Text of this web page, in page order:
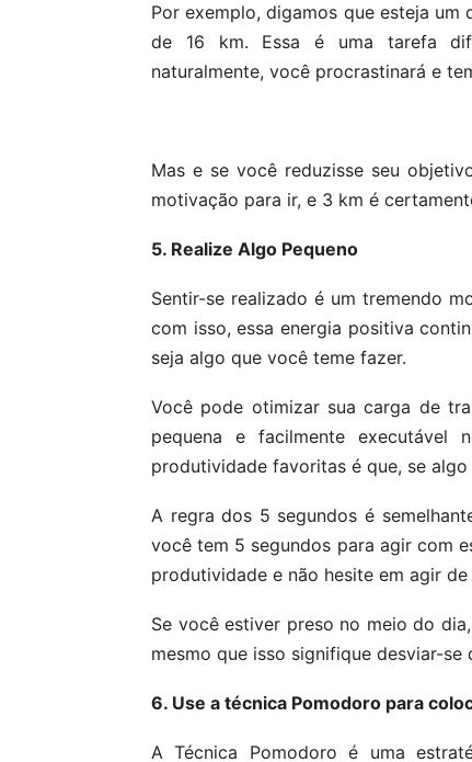
Por exemplo, digamos que esteja
de 16 km. Essa é uma tarefa
naturalmente, você procrastinará e
Mas e se você reduzisse seu
motivação para ir, e 3 km é
5. Realize Algo Pequeno
Sentir-se realizado é um tremendo
com isso, essa energia positiva
seja algo que você teme fazer.
Você pode otimizar sua carga de
pequena e facilmente
produtividade favoritas é que, se
A regra dos 5 segundos é
você tem 5 segundos para agir com
produtividade e não hesite em agir
Se você estiver preso no meio do
mesmo que isso signifique desviar-se
6. Use a técnica Pomodoro para
A Técnica Pomodoro é uma